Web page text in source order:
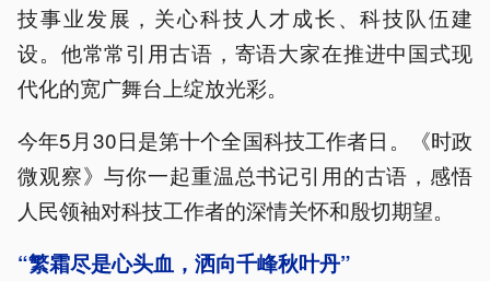
技事业发展，关心科技人才成长、科技队伍建
设。他常常引用古语，寄语大家在推进中国式现
代化的宽广舞台上绽放光彩。
今年5月30日是第十个全国科技工作者日。《时政
微观察》与你一起重温总书记引用的古语，感悟
人民领袖对科技工作者的深情关怀和殷切期望。
“繁霜尽是心头血，洒向千峰秋叶丹”